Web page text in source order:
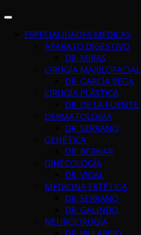
ESPECIALIDADES MÉDICAS
APARATO DIGESTIVO
DR. MIRAS
CIRUGÍA MAXILOFACIAL
DR. GARCÍA VEGA
CIRUGÍA PLÁSTICA
DR. DE LA FUENTE
DERMATOLOGÍA
DR. SERRANO
GENÉTICA
DR. BERNAR
GINECOLOGÍA
DR. VIDAL
MEDICINA ESTÉTICA
DR. SERRANO
DR. GALINDO
NEUROCIRUGÍA